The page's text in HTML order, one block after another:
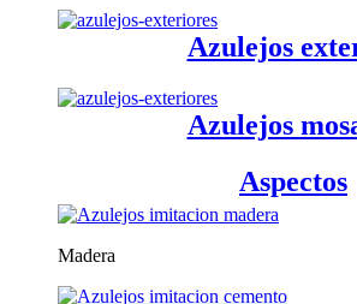
Azulejos
Azulejos
Aspectos
Madera